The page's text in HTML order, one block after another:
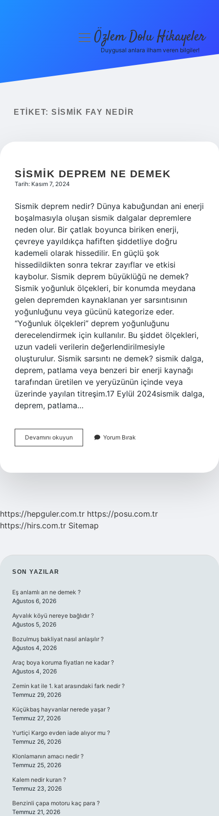
Yasal Uyarı
menüyüÖzlem Dolu Hikayeler
Duygusal anlara ilham veren bilgiler!
ETIKET: SISMIK FAY NEDIR
SISMIK DEPREM NE DEMEK
Tarih: Kasım 7, 2024
Sismik deprem nedir? Dünya kabuğundan ani enerji
boşalmasıyla oluşan sismik dalgalar depremlere
neden olur. Bir çatlak boyunca biriken enerji,
çevreye yayıldıkça hafiften şiddetliye doğru
kademeli olarak hissedilir. En güçlü şok
hissedildikten sonra tekrar zayıflar ve etkisi
kaybolur. Sismik deprem büyüklüğü ne demek?
Sismik yoğunluk ölçekleri, bir konumda meydana
gelen depremden kaynaklanan yer sarsıntısının
yoğunluğunu veya gücünü kategorize eder.
“Yoğunluk ölçekleri” deprem yoğunluğunu
derecelendirmek için kullanılır. Bu şiddet ölçekleri,
uzun vadeli verilerin değerlendirilmesiyle
oluşturulur. Sismik sarsıntı ne demek? sismik dalga,
deprem, patlama veya benzeri bir enerji kaynağı
tarafından üretilen ve yeryüzünün içinde veya
üzerinde yayılan titreşim.17 Eylül 2024sismik dalga,
deprem, patlama…
Devamını okuyun
Deprem
Yorum Bırak
https://hepguler.com.tr https://posu.com.tr
https://hirs.com.tr Sitemap
SIDEBAR
SON YAZILAR
Eş anlamlı arı ne demek ?
Ağustos 6, 2026
Ayvalık köyü nereye bağlıdır ?
Ağustos 5, 2026
Bozulmuş bakliyat nasıl anlaşılır ?
Ağustos 4, 2026
Araç boya koruma fiyatları ne kadar ?
Ağustos 4, 2026
Zemin kat ile 1. kat arasındaki fark nedir ?
Temmuz 29, 2026
Küçükbaş hayvanlar nerede yaşar ?
Temmuz 27, 2026
Yurtiçi Kargo evden iade alıyor mu ?
Temmuz 26, 2026
Klonlamanın amacı nedir ?
Temmuz 25, 2026
Kalem nedir kuran ?
Temmuz 23, 2026
Benzinli çapa motoru kaç para ?
Temmuz 21, 2026